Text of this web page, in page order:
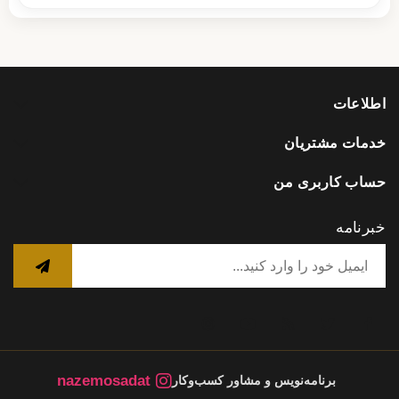
اطلاعات
خدمات مشتریان
حساب کاربری من
خبرنامه
برنامه‌نویس و مشاور کسب‌وکار nazemosadat